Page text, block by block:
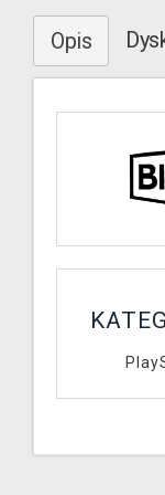
Opis